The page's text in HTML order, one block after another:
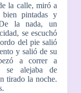
la calle, miró a
pintadas y
la nada, un
se escuchó
del pie salió
y salió de su
a correr a
se alejaba de
tirado la noche.